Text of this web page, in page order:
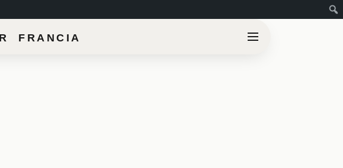
FRANCIA